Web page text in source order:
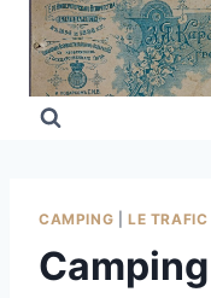
Skip
content
CAMPING LE TRAFIC